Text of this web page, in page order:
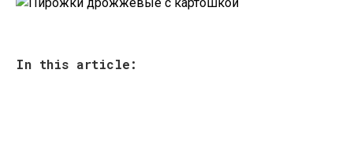
In this article: